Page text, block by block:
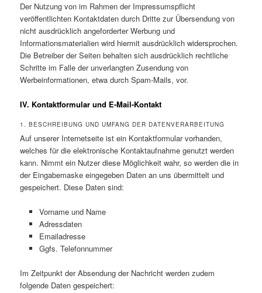
Der Nutzung von im Rahmen der Impressumspflicht
veröffentlichten Kontaktdaten durch Dritte zur Übersendung von
nicht ausdrücklich angeforderter Werbung und
Informationsmaterialien wird hiermit ausdrücklich widersprochen.
Die Betreiber der Seiten behalten sich ausdrücklich rechtliche
Schritte im Falle der unverlangten Zusendung von
Werbeinformationen, etwa durch Spam-Mails, vor.
IV. Kontaktformular und E-Mail-Kontakt
1. BESCHREIBUNG UND UMFANG DER DATENVERARBEITUNG
Auf unserer Internetseite ist ein Kontaktformular vorhanden,
welches für die elektronische Kontaktaufnahme genutzt werden
kann. Nimmt ein Nutzer diese Möglichkeit wahr, so werden die in
der Eingabemaske eingegeben Daten an uns übermittelt und
gespeichert. Diese Daten sind:
Vorname und Name
Adressdaten
Emailadresse
Ggfs. Telefonnummer
Im Zeitpunkt der Absendung der Nachricht werden zudem
folgende Daten gespeichert: